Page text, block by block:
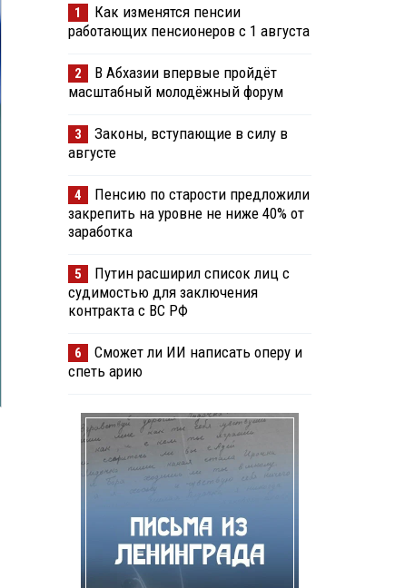
1
Как изменятся пенсии
работающих пенсионеров с 1 августа
2
В Абхазии впервые пройдёт
масштабный молодёжный форум
3
Законы, вступающие в силу в
августе
4
Пенсию по старости предложили
закрепить на уровне не ниже 40% от
заработка
5
Путин расширил список лиц с
судимостью для заключения
контракта с ВС РФ
6
Сможет ли ИИ написать оперу и
спеть арию